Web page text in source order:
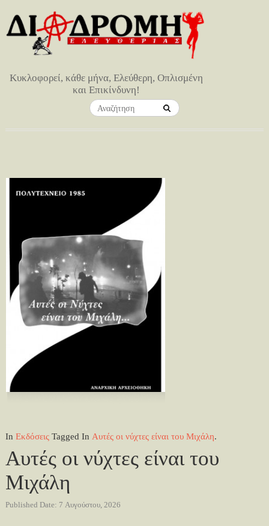
Κυκλοφορεί, κάθε μήνα, Ελεύθερη, Οπλισμένη
και Επικίνδυνη!
In ΕκδόσειςTagged In Αυτές οι νύχτες είναι του Μιχάλη.
Αυτές οι νύχτες είναι του
Μιχάλη
Published Date: 7 Αυγούστου, 2026